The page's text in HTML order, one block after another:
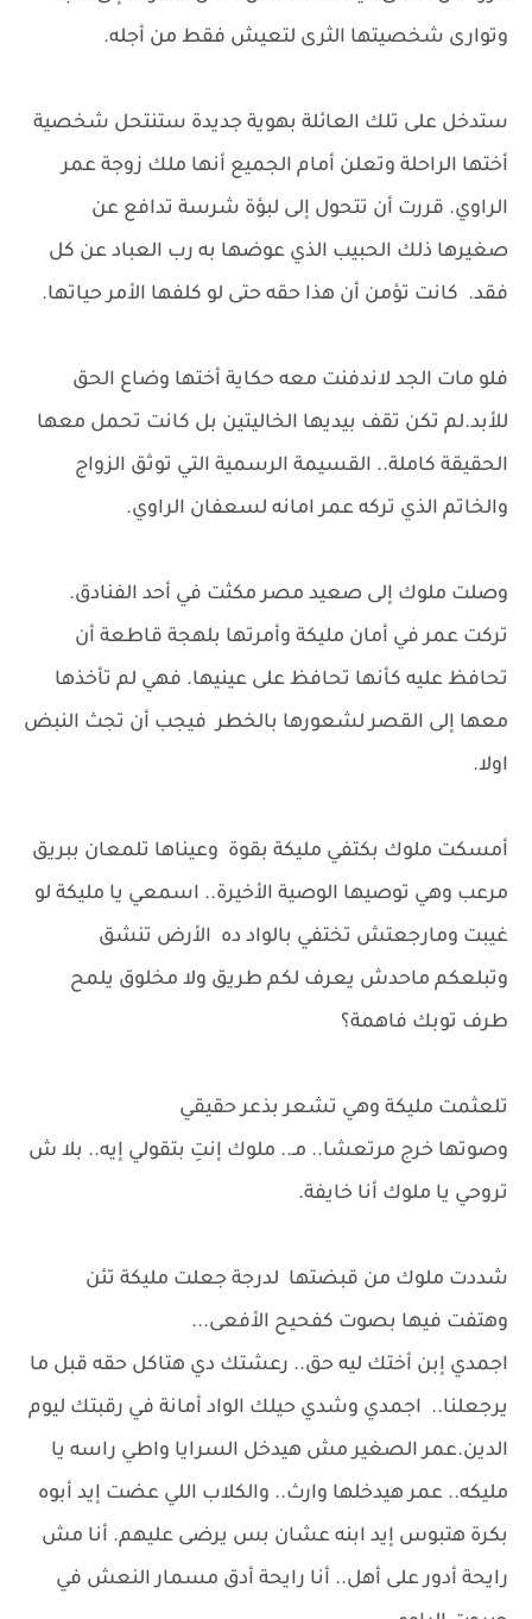
وتوارى شخصيتها الثرى لتعيش فقط من أجله.
ستدخل على تلك العائلة بهوية جديدة ستنتحل شخصية
أختها الراحلة وتعلن أمام الجميع أنها ملك زوجة عمر
الراوي. قررت أن تتحول إلى لبؤة شرسة تدافع عن
صغيرها ذلك الحبيب الذي عوضها به رب العباد عن كل
فقد. كانت تؤمن أن هذا حقه حتى لو كلفها الأمر حياتها.
فلو مات الجد لاندفنت معه حكاية أختها وضاع الحق
للأبد.لم تكن تقف بيديها الخاليتين بل كانت تحمل معها
الحقيقة كاملة.. القسيمة الرسمية التي توثق الزواج
والخاتم الذي تركه عمر امانه لسعفان الراوي.
وصلت ملوك إلى صعيد مصر مكثت في أحد الفنادق.
تركت عمر في أمان مليكة وأمرتها بلهجة قاطعة أن
تحافظ عليه كأنها تحافظ على عينيها. فهي لم تأخذها
معها إلى القصر لشعورها بالخطر فيجب أن تجث النبض
اولا.
أمسكت ملوك بكتفي مليكة بقوة وعيناها تلمعان ببريق
مرعب وهي توصيها الوصية الأخيرة.. اسمعي يا مليكة لو
غيبت ومارجعتش تختفي بالواد ده الأرض تنشق
وتبلعكم ماحدش يعرف لكم طريق ولا مخلوق يلمح
طرف توبك فاهمة؟
تلعثمت مليكة وهي تشعر بذعر حقيقي
وصوتها خرج مرتعشا.. مـ.. ملوك إنتِ بتقولي إيه.. بلا ش
تروحي يا ملوك أنا خايفة.
شددت ملوك من قبضتها لدرجة جعلت مليكة تئن
وهتفت فيها بصوت كفحيح الأفعى...
اجمدي إبن أختك ليه حق.. رعشتك دي هتاكل حقه قبل ما
يرجعلنا.. اجمدي وشدي حيلك الواد أمانة في رقبتك ليوم
الدين.عمر الصغير مش هيدخل السرايا واطي راسه يا
مليكه.. عمر هيدخلها وارث.. والكلاب اللي عضت إيد أبوه
بكرة هتبوس إيد ابنه عشان بس يرضى عليهم. أنا مش
رايحة أدور على أهل.. أنا رايحة أدق مسمار النعش في